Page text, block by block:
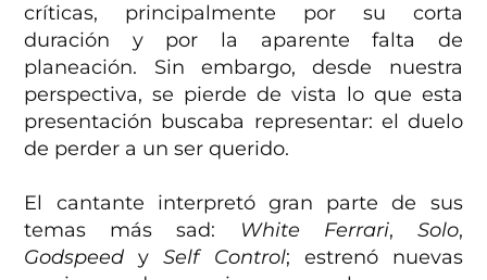
críticas, principalmente por su corta
duración y por la aparente falta de
planeación. Sin embargo, desde nuestra
perspectiva, se pierde de vista lo que esta
presentación buscaba representar: el duelo
de perder a un ser querido.
El cantante interpretó gran parte de sus
temas más sad:
White Ferrari, Solo,
Godspeed ySelf Control; estrenó nuevas